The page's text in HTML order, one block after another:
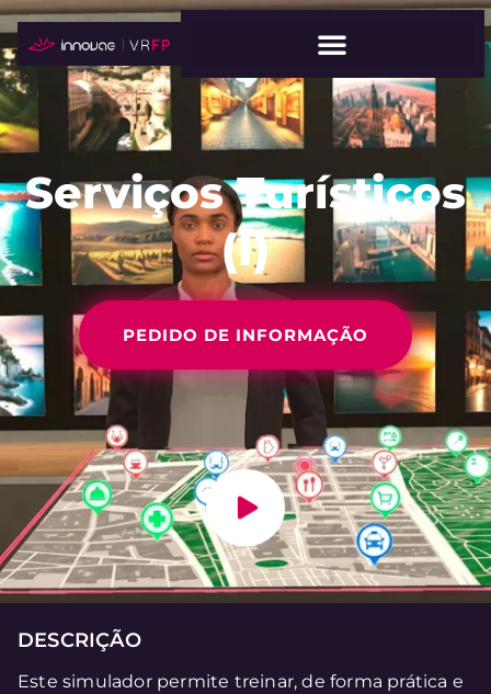
Serviços Turísticos
(I)
PEDIDO DE INFORMAÇÃO
DESCRIÇÃO
Este simulador permite treinar, de forma prática e